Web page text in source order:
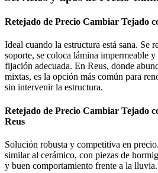
Retejado de Precio Cambiar Tejado
Ideal cuando la estructura está sana. Se
soporte, se coloca lámina impermeable y
fijación adecuada. En Reus, donde
mixtas, es la opción más común para
sin intervenir la estructura.
Retejado de Precio Cambiar Tejado
Reus
Solución robusta y competitiva en
similar al cerámico, con piezas de
y buen comportamiento frente a la